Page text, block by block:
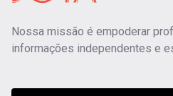
Nossa missão é empoderar
informações independentes e